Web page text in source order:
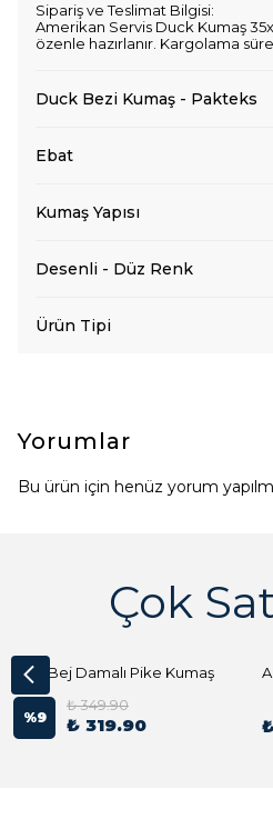
Sipariş ve Teslimat Bilgisi:
Amerikan Servis Duck Kumaş
özenle hazırlanır. Kargolama
Duck Bezi Kumaş - Pakteks
Ebat
Kumaş Yapısı
Desenli - Düz Renk
Ürün Tipi
Yorumlar
Bu ürün için henüz yorum
Çok
Açık Bej Damalı Pike Kumaş
%9
₺ 349.90
₺ 319.90